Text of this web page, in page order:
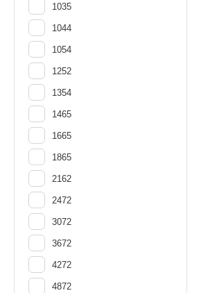
1035
1044
1054
1252
1354
1465
1665
1865
2162
2472
3072
3672
4272
4872